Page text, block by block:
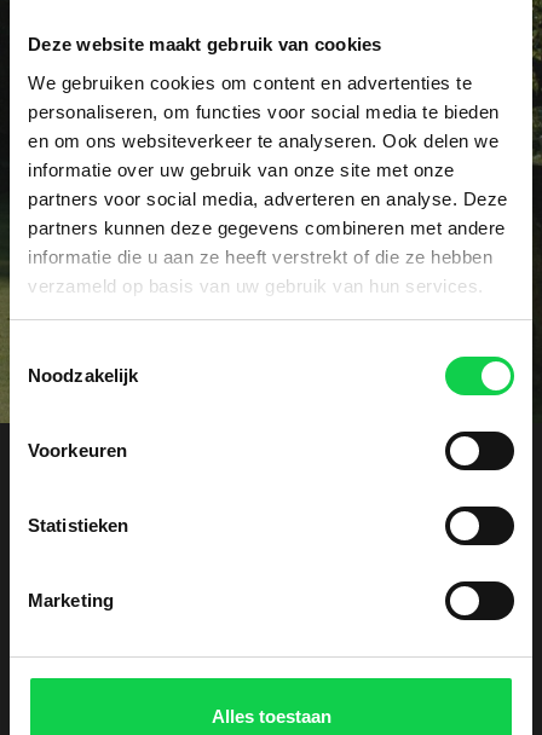
Deze website maakt gebruik van cookies
We gebruiken cookies om content en advertenties te
personaliseren, om functies voor social media te bieden
en om ons websiteverkeer te analyseren. Ook delen we
informatie over uw gebruik van onze site met onze
partners voor social media, adverteren en analyse. Deze
partners kunnen deze gegevens combineren met andere
informatie die u aan ze heeft verstrekt of die ze hebben
verzameld op basis van uw gebruik van hun services.
Noodzakelijk
Voorkeuren
Statistieken
Marketing
Alles toestaan
Offerte aanvragen
Ontvang een vrijblijvende kostenindicatie. Laat
hieronder uw gegevens achter, wij nemen zo snel
Aantal Rhododendron's
Vraag het dé specialist!
Heeft u een specifieke vraag of wellicht een
probleem met uw rhododendrons? Onze specialist
voorziet u graag vrijblijvend van advies.
Contact